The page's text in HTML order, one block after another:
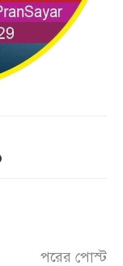
পরের পোস্ট